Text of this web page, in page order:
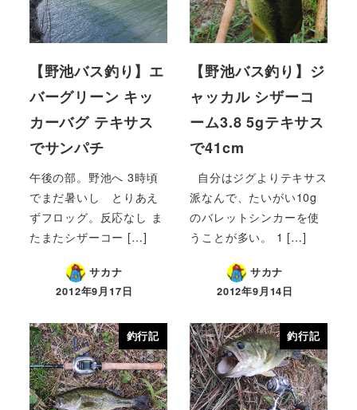
【野池バス釣り】エ
バーグリーン キッ
カーバグ テキサス
でサンパチ
午後の部。野池へ 3時頃
でまだ暑いし とりあえ
ずフロッグ。反応なし ま
たまたシザーコー […]
サカナ
2012年9月17日
【野池バス釣り】ジ
ャッカル シザーコ
ーム3.8 5gテキサス
で41cm
自分はジグよりテキサス
派なんで、たいがい10g
のバレットシンカーを使
うことが多い。 1 […]
サカナ
2012年9月14日
釣行記 釣行記